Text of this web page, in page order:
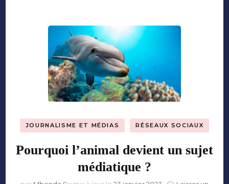
JOURNALISME ET MÉDIAS RÉSEAUX SOCIAUX
Pourquoi l’animal devient un sujet
médiatique ?